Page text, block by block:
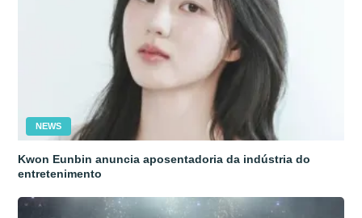
NEWS
Kwon Eunbin anuncia aposentadoria da indústria do
entretenimento